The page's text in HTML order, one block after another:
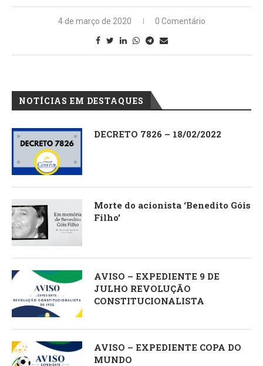
4 de março de 2020 0 Comentário
NOTÍCIAS EM DESTAQUES
DECRETO 7826 – 18/02/2022
Morte do acionista ‘Benedito Góis
Filho’
AVISO – EXPEDIENTE 9 DE
JULHO REVOLUÇÃO
CONSTITUCIONALISTA
AVISO – EXPEDIENTE COPA DO
MUNDO